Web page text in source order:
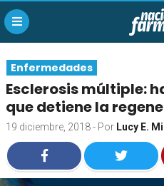
Enfermedades
Esclerosis múltiple:
que detiene la
19 diciembre, 2018- Por Lucy E.